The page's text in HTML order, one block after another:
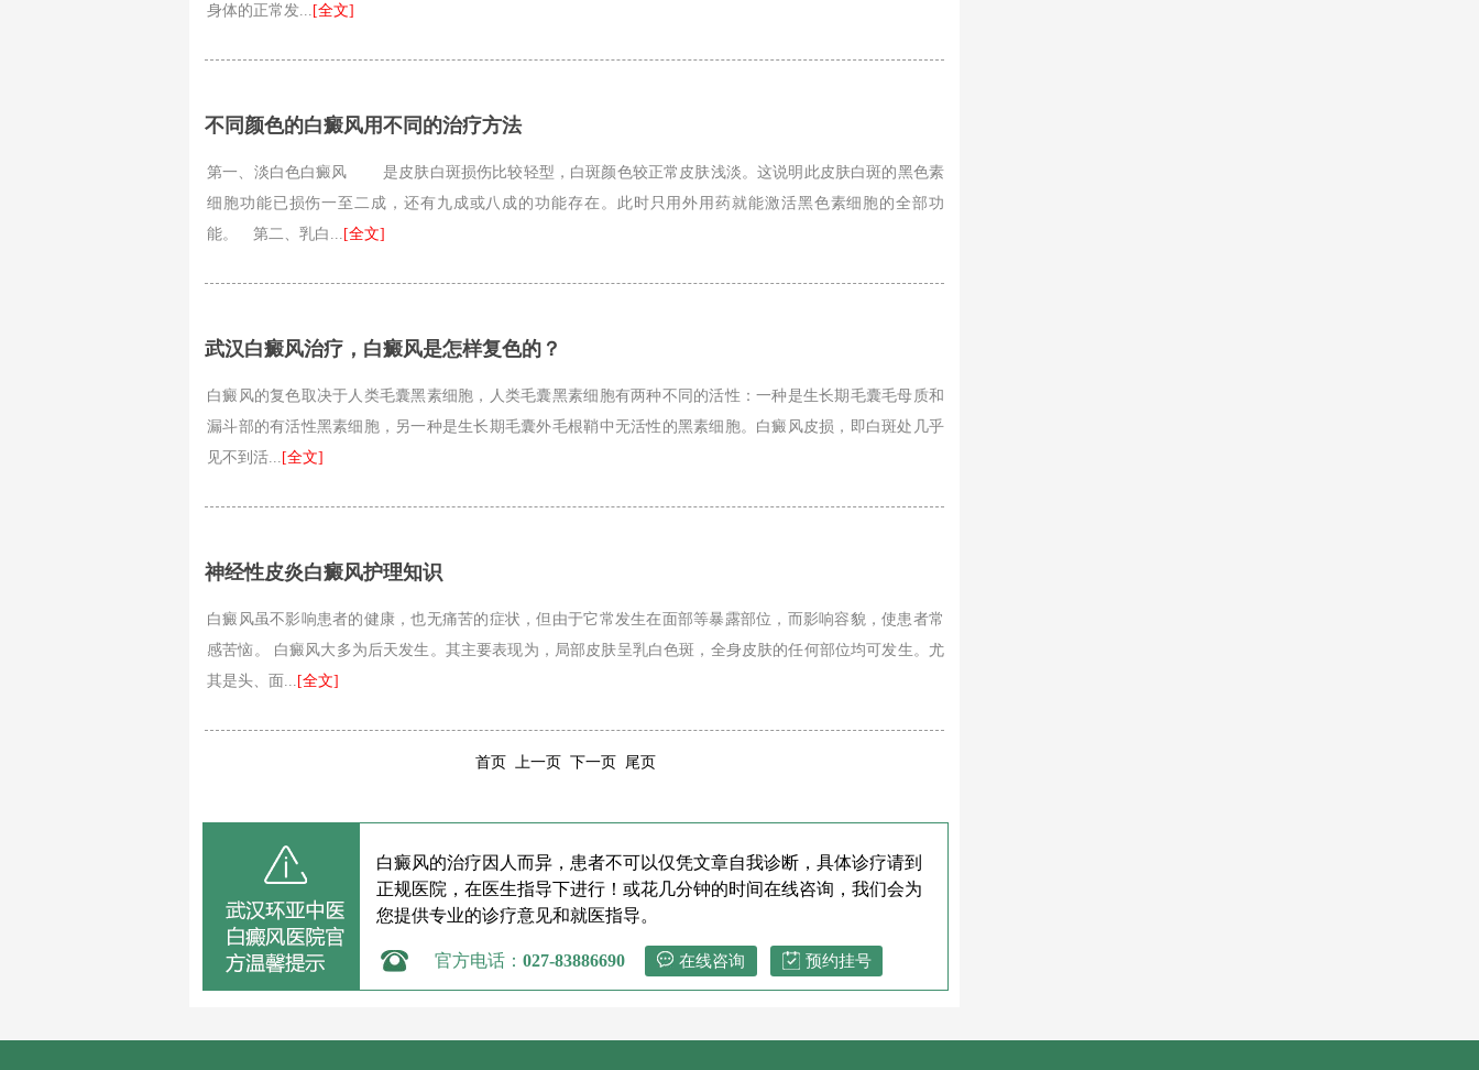
身体的正常发... [全文]
不同颜色的白癜风用不同的治疗方法
第一、淡白色白癜风 是皮肤白斑损伤比较轻型，白斑颜色较正常皮肤浅淡。这说明此皮肤白斑的黑色素
细胞功能已损伤一至二成，还有九成或八成的功能存在。此时只用外用药就能激活黑色素细胞的全部功
能。 第二、乳白... [全文]
武汉白癜风治疗，白癜风是怎样复色的？
白癜风的复色取决于人类毛囊黑素细胞，人类毛囊黑素细胞有两种不同的活性：一种是生长期毛囊毛母质和
漏斗部的有活性黑素细胞，另一种是生长期毛囊外毛根鞘中无活性的黑素细胞。白癜风皮损，即白斑处几乎
见不到活... [全文]
神经性皮炎白癜风护理知识
白癜风虽不影响患者的健康，也无痛苦的症状，但由于它常发生在面部等暴露部位，而影响容貌，使患者常
感苦恼。 白癜风大多为后天发生。其主要表现为，局部皮肤呈乳白色斑，全身皮肤的任何部位均可发生。尤
其是头、面... [全文]
首页 上一页 下一页 尾页
白癜风的治疗因人而异，患者不可以仅凭文章自我诊断，具体诊疗请到
正规医院，在医生指导下进行！或花几分钟的时间在线咨询，我们会为
您提供专业的诊疗意见和就医指导。
官方电话： 027-83886690 在线咨询 预约挂号